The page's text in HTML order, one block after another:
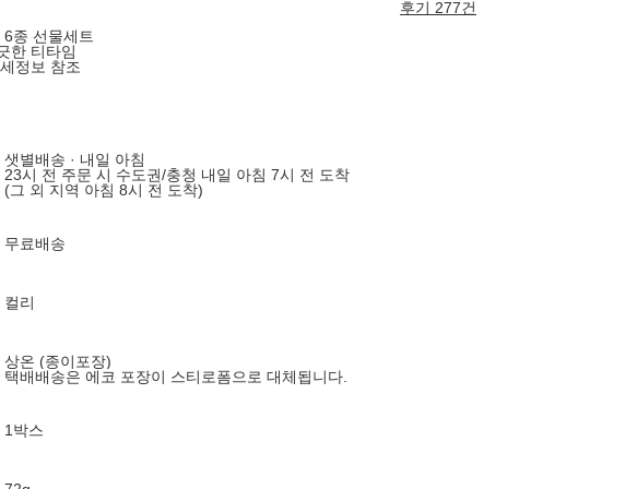
후기 277건
종 선물세트
한 티타임
정보 참조
샛별배송 · 내일 아침
23시 전 주문 시 수도권/충청 내일 아침 7시 전 도착
(그 외 지역 아침 8시 전 도착)
무료배송
컬리
상온 (종이포장)
택배배송은 에코 포장이 스티로폼으로 대체됩니다.
1박스